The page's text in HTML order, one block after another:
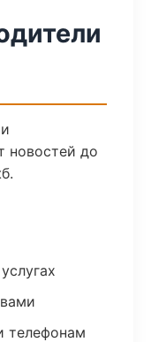
новостей до
телефонам